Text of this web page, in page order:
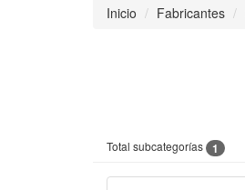
Inicio Fabricantes
Total subcategorías 1